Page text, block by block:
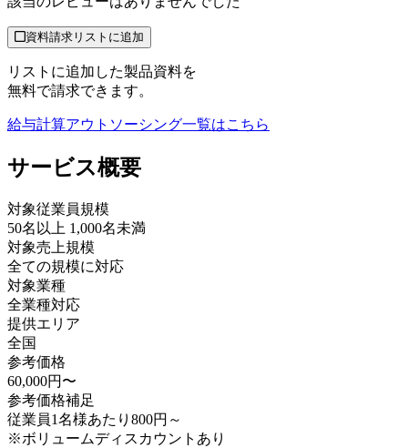
資料請求リストに追加
リストに追加した製品資料を
無料で請求できます。
給与計算アウトソーシング一覧はこちら
サービス概要
対象従業員規模
50名以上 1,000名未満
対象売上規模
全ての規模に対応
対象業種
全業種対応
提供エリア
全国
参考価格
60,000円〜
参考価格補足
従業員1名様あたり800円～
※ボリュームディスカウントあり